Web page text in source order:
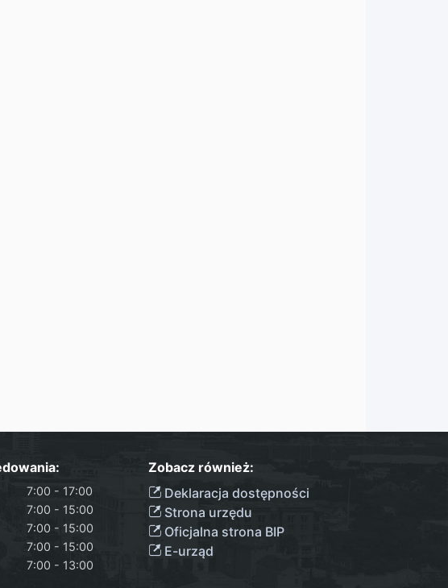
7:00 - 17:00
7:00 - 15:00
7:00 - 15:00
7:00 - 15:00
7:00 - 13:00
Zobacz również:
Deklaracja dostępności
Strona urzędu
Oficjalna strona BIP
E-urząd